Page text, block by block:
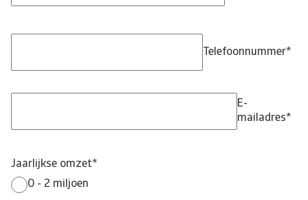
Telefoonnummer*
E-
mailadres*
0 - 2 miljoen
Jaarlijkse omzet*